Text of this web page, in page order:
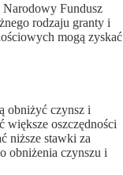
Narodowy Fundusz
rodzaju granty i
mogą zyskać
obniżyć czynsz i
większe oszczędności
niższe stawki za
obniżenia czynszu i